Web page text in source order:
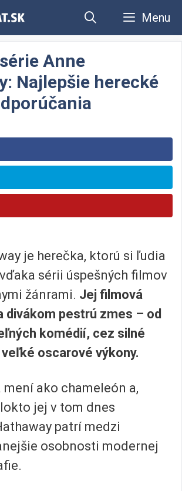
Menu
Anne
Najlepšie herecké
je herečka, ktorú si ľudia
sérii úspešných filmov
žánrami. Jej filmová
divákom pestrú zmes – od
komédií, cez silné
oscarové výkony.
mení ako chameleón a,
jej v tom dnes
patrí medzi
osobnosti modernej